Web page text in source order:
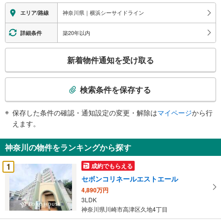
エリア/路線 神奈川県｜横浜シーサイドライン
詳細条件 築20年以内
検
知
を
受
け
る
新着物件通知を受け取る
検索条件を保存する
保存した条件の確認・通知設定の変更・解除はマイページから行
えます。
神奈川の物件をランキングから探す
1
成約でもらえる
セボンコリネールエストエール
4,890万円
3LDK
神奈川県川崎市高津区久地4丁目